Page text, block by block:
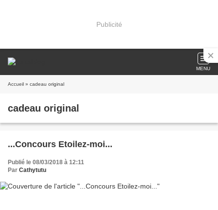
Publicité
MENU
Accueil » cadeau original
cadeau original
...Concours Etoilez-moi...
Publié le 08/03/2018 à 12:11
Par Cathytutu